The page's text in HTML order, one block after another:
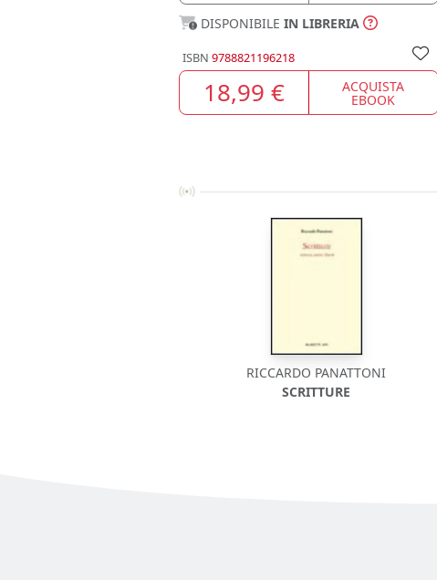
DISPONIBILE IN LIBRERIA
ISBN 9788821196218
18,99 € ACQUISTA
EBOOK
RICCARDO PANATTONI
SCRITTURE